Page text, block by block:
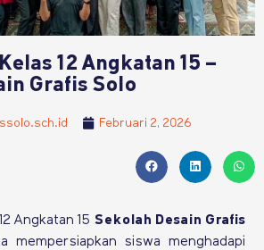
12 Angkatan 15 –
Grafis Solo
Februari 2, 2026
Angkatan 15 Sekolah Desain Grafis
mempersiapkan siswa menghadapi